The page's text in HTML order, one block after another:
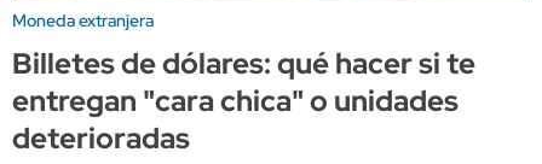
Moneda extranjera
Billetes de dólares: qué hacer si te
entregan "cara chica" o unidades
deterioradas